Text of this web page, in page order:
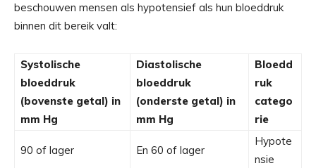
beschouwen mensen als hypotensief als hun bloeddruk
binnen dit bereik valt:
Systolische
bloeddruk
(bovenste getal) in
mm Hg
Diastolische
bloeddruk
(onderste getal) in
mm Hg
Bloedd
ruk
catego
rie
90 of lager En 60 of lager
Hypote
nsie